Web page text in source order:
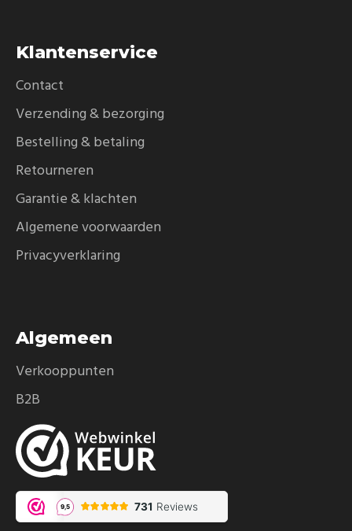
Klantenservice
Contact
Verzending & bezorging
Bestelling & betaling
Retourneren
Garantie & klachten
Algemene voorwaarden
Privacyverklaring
Algemeen
Verkooppunten
B2B